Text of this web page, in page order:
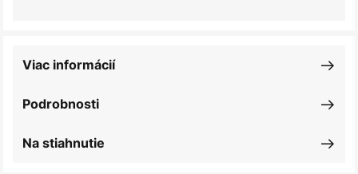
Podrobnosti
Viac informácií
Na stiahnutie